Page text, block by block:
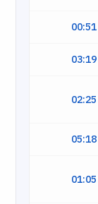
00:51
03:19
02:25
05:18
01:05